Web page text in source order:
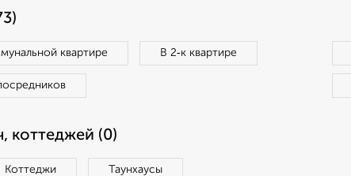
квартире В 2‑к квартире
коттеджей (0)
Коттеджи Таунхаусы